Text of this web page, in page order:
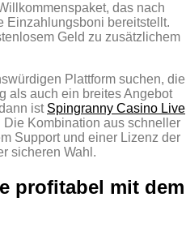
das nach
Einzahlungsboni bereitstellt.
Geld zu zusätzlichem
Plattform suchen, die
als auch ein breites Angebot
ist Spingranny Casino Live
Kombination aus schneller
Support und einer Lizenz der
sicheren Wahl.
profitabel mit dem